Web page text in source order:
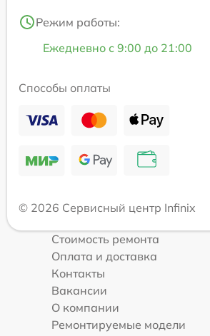
Режим работы:
Ежедневно с 9:00 до 21:00
Способы оплаты
© 2026 Сервисный центр Infinix
Стоимость ремонта
Оплата и доставка
Контакты
Вакансии
О компании
Ремонтируемые модели